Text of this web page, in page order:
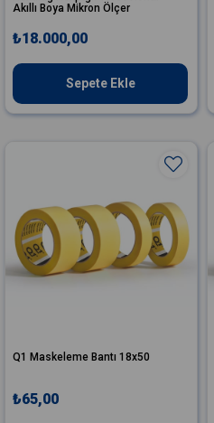
Akıllı Boya Mikron Ölçer
₺18.000,00
Sepete Ekle
Q1 Maskeleme Bantı 18x50
₺65,00